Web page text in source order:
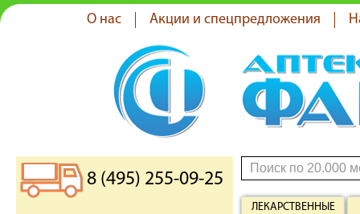
О нас Акции и спецпредложения
8 (495) 255-09-25
ЛЕКАРСТВЕННЫЕ